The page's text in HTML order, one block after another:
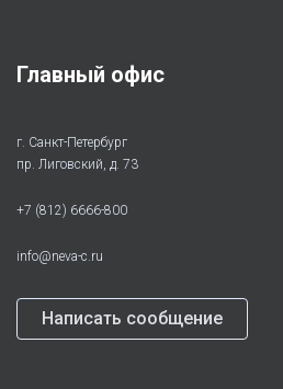
Главный офис
г. Санкт-Петербург
пр. Лиговский, д. 73
+7 (812) 6666-800
info@neva-c.ru
Написать сообщение